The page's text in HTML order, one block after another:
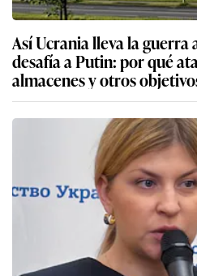
Así Ucrania lleva la guerra
desafía a Putin: por qué
almacenes y otros